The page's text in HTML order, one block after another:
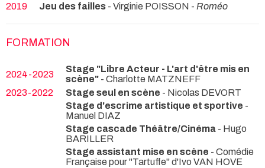
2019
Jeu des failles - Virginie POISSON - Roméo
FORMATION
2024-2023
Stage "Libre Acteur - L'art d'être mis en
scène" - Charlotte MATZNEFF
2023-2022
Stage seul en scène - Nicolas DEVORT
Stage d'escrime artistique et sportive -
Manuel DIAZ
Stage cascade Théâtre/Cinéma - Hugo
BARILLER
Stage assistant mise en scène - Comédie
Française pour "Tartuffe" d'Ivo VAN HOVE